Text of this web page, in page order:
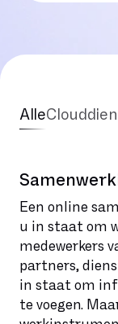
Alle
Een online
u in staat om
medewerkers
partners,
in staat om
te voegen.